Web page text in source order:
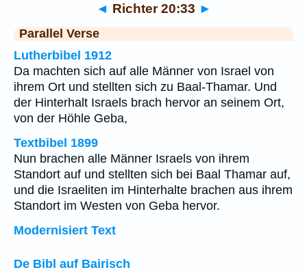
◄ Richter 20:33 ►
Parallel Verse
Lutherbibel 1912
Da machten sich auf alle Männer von Israel von
ihrem Ort und stellten sich zu Baal-Thamar. Und
der Hinterhalt Israels brach hervor an seinem Ort,
von der Höhle Geba,
Textbibel 1899
Nun brachen alle Männer Israels von ihrem
Standort auf und stellten sich bei Baal Thamar auf,
und die Israeliten im Hinterhalte brachen aus ihrem
Standort im Westen von Geba hervor.
Modernisiert Text
De Bibl auf Bairisch